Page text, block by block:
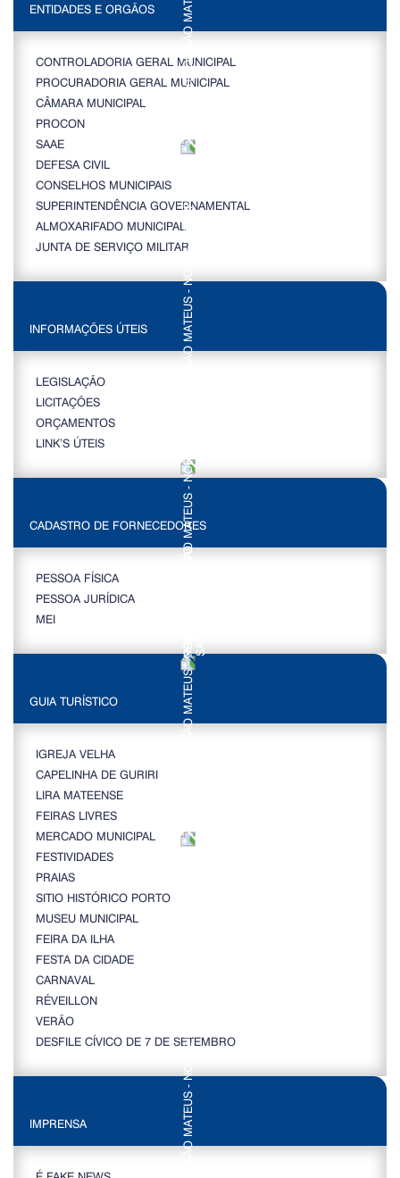
ENTIDADES E ORGÃOS
CONTROLADORIA GERAL MUNICIPAL
PROCURADORIA GERAL MUNICIPAL
CÂMARA MUNICIPAL
PROCON
SAAE
DEFESA CIVIL
CONSELHOS MUNICIPAIS
SUPERINTENDÊNCIA GOVERNAMENTAL
ALMOXARIFADO MUNICIPAL
JUNTA DE SERVIÇO MILITAR
INFORMAÇÕES ÚTEIS
LEGISLAÇÃO
LICITAÇÕES
ORÇAMENTOS
LINK’S ÚTEIS
CADASTRO DE FORNECEDORES
PESSOA FÍSICA
PESSOA JURÍDICA
MEI
GUIA TURÍSTICO
IGREJA VELHA
CAPELINHA DE GURIRI
LIRA MATEENSE
FEIRAS LIVRES
MERCADO MUNICIPAL
FESTIVIDADES
PRAIAS
SITIO HISTÓRICO PORTO
MUSEU MUNICIPAL
FEIRA DA ILHA
FESTA DA CIDADE
CARNAVAL
RÉVEILLON
VERÃO
DESFILE CÍVICO DE 7 DE SETEMBRO
IMPRENSA